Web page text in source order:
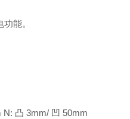
能。
N: 凸 3mm/ 凹 50mm